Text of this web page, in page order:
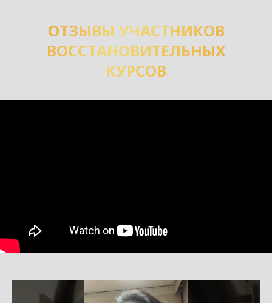
ОТЗЫВЫ УЧАСТНИКОВ
ВОССТАНОВИТЕЛЬНЫХ
КУРСОВ